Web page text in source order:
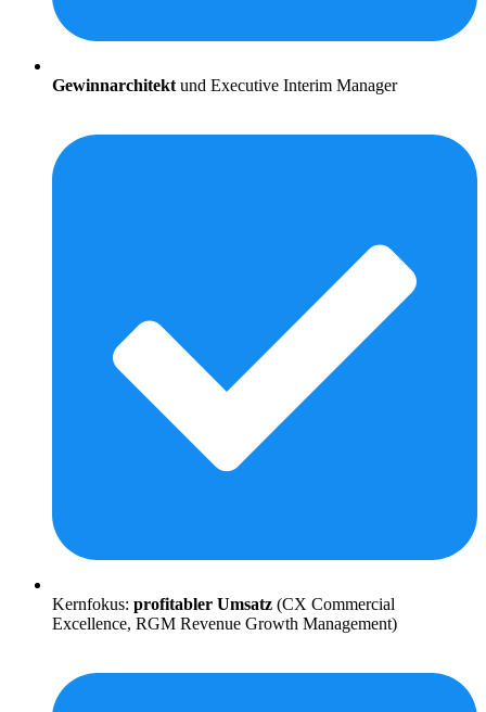
Gewinnarchitekt und Executive Interim Manager
Kernfokus: profitabler Umsatz (CX Commercial
Excellence, RGM Revenue Growth Management)